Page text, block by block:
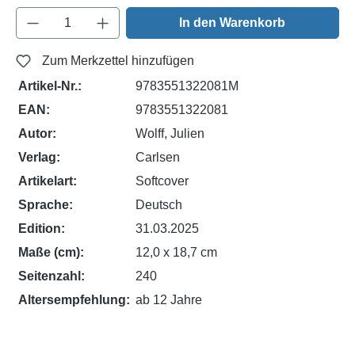
Produkt Anzahl: Gib den gewünschten
In den Warenkorb
Zum Merkzettel hinzufügen
Artikel-Nr.:
9783551322081M
EAN:
9783551322081
Autor:
Wolff, Julien
Verlag:
Carlsen
Artikelart:
Softcover
Sprache:
Deutsch
Edition:
31.03.2025
Maße (cm):
12,0 x 18,7 cm
Seitenzahl:
240
Altersempfehlung: ab 12 Jahre